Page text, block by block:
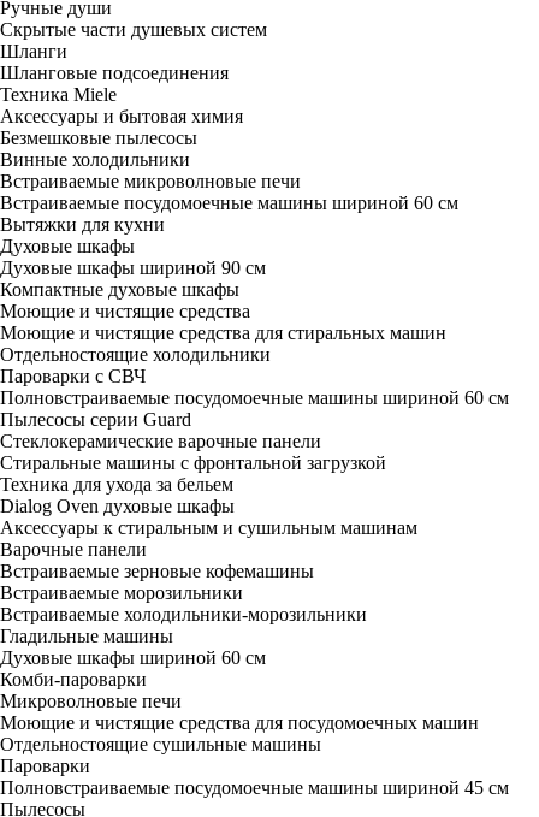
Ручные души
Скрытые части душевых систем
Шланги
Шланговые подсоединения
Техника Miele
Аксессуары и бытовая химия
Безмешковые пылесосы
Винные холодильники
Встраиваемые микроволновые печи
Встраиваемые посудомоечные машины шириной 60 см
Вытяжки для кухни
Духовые шкафы
Духовые шкафы шириной 90 см
Компактные духовые шкафы
Моющие и чистящие средства
Моющие и чистящие средства для стиральных машин
Отдельностоящие холодильники
Пароварки с СВЧ
Полновстраиваемые посудомоечные машины шириной 60 см
Пылесосы серии Guard
Стеклокерамические варочные панели
Стиральные машины с фронтальной загрузкой
Техника для ухода за бельем
Dialog Oven духовые шкафы
Аксессуары к стиральным и сушильным машинам
Варочные панели
Встраиваемые зерновые кофемашины
Встраиваемые морозильники
Встраиваемые холодильники-морозильники
Гладильные машины
Духовые шкафы шириной 60 см
Комби-пароварки
Микроволновые печи
Моющие и чистящие средства для посудомоечных машин
Отдельностоящие сушильные машины
Пароварки
Полновстраиваемые посудомоечные машины шириной 45 см
Пылесосы